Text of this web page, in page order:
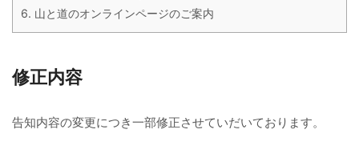
6. 山と道のオンラインページのご案内
修正内容
告知内容の変更につき一部修正させていだいております。